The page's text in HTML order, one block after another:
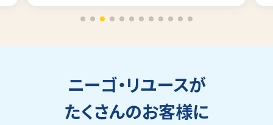
ニーゴ・リユースが
たくさんのお客様に